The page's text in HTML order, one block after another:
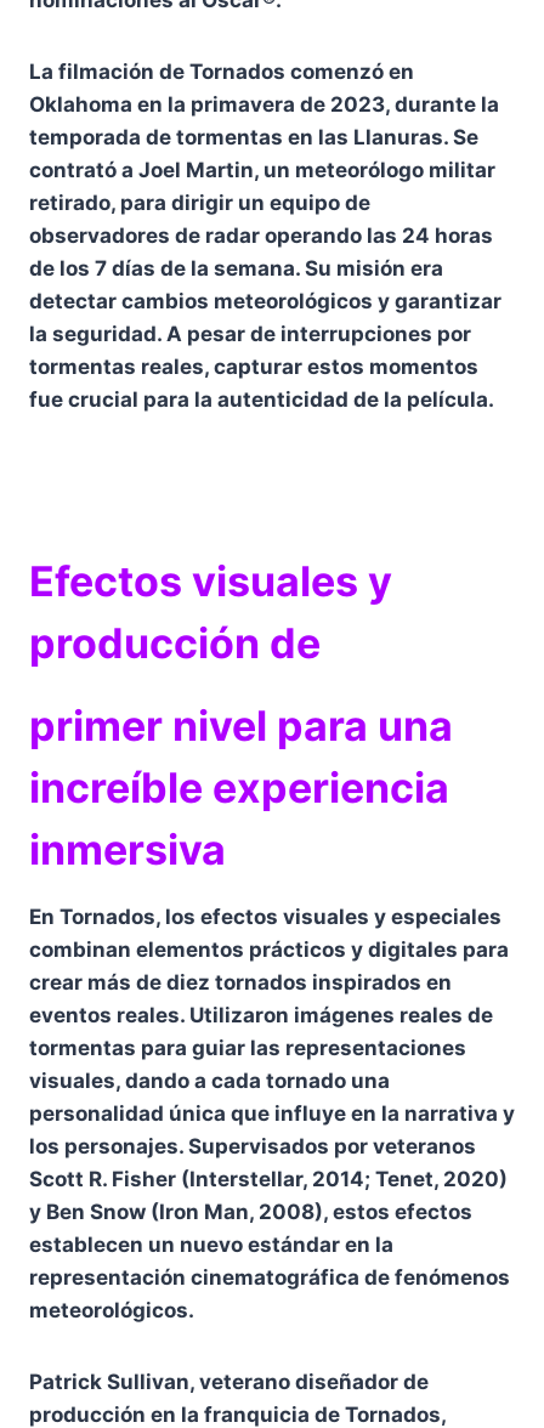
La filmación de Tornados comenzó en
Oklahoma en la primavera de 2023, durante la
temporada de tormentas en las Llanuras. Se
contrató a Joel Martin, un meteorólogo militar
retirado, para dirigir un equipo de
observadores de radar operando las 24 horas
de los 7 días de la semana. Su misión era
detectar cambios meteorológicos y garantizar
la seguridad. A pesar de interrupciones por
tormentas reales, capturar estos momentos
fue crucial para la autenticidad de la película.
Efectos visuales y
producción de
primer nivel para una
increíble experiencia
inmersiva
En Tornados, los efectos visuales y especiales
combinan elementos prácticos y digitales para
crear más de diez tornados inspirados en
eventos reales. Utilizaron imágenes reales de
tormentas para guiar las representaciones
visuales, dando a cada tornado una
personalidad única que influye en la narrativa y
los personajes. Supervisados por veteranos
Scott R. Fisher (Interstellar, 2014; Tenet, 2020)
y Ben Snow (Iron Man, 2008), estos efectos
establecen un nuevo estándar en la
representación cinematográfica de fenómenos
meteorológicos.
Patrick Sullivan, veterano diseñador de
producción en la franquicia de Tornados,